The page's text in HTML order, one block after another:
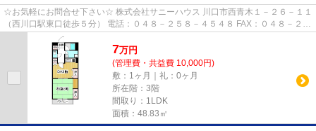
☆お気軽にお問合せ下さい☆ 株式会社サニーハウス 川口市西青木１－２６－１１
（西川口駅東口徒歩５分） 電話：０４８－２５８－４５４８ FAX：０４８－２５
８－４５２８ MAIL：sales@s...
7万円
(管理費・共益費 10,000円)
敷：1ヶ月｜礼：0ヶ月
所在階：3階
間取り：1LDK
面積：48.83㎡